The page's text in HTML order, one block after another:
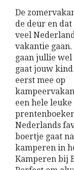
De
de deur en
veel
vakantie gaan.
gaan jullie
gaat jouw
eerst mee op
een hele leuke
Nederlands
boertje gaat
kamperen in
Kamperen bij